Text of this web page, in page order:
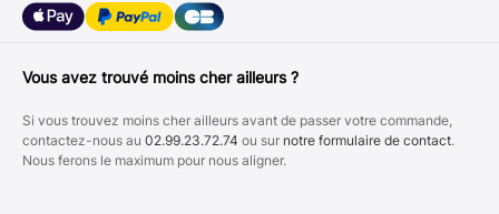
Vous avez trouvé moins cher ailleurs ?
Si vous trouvez moins cher ailleurs avant de passer votre commande,
contactez-nous au 02.99.23.72.74 ou sur notre formulaire de contact.
Nous ferons le maximum pour nous aligner.